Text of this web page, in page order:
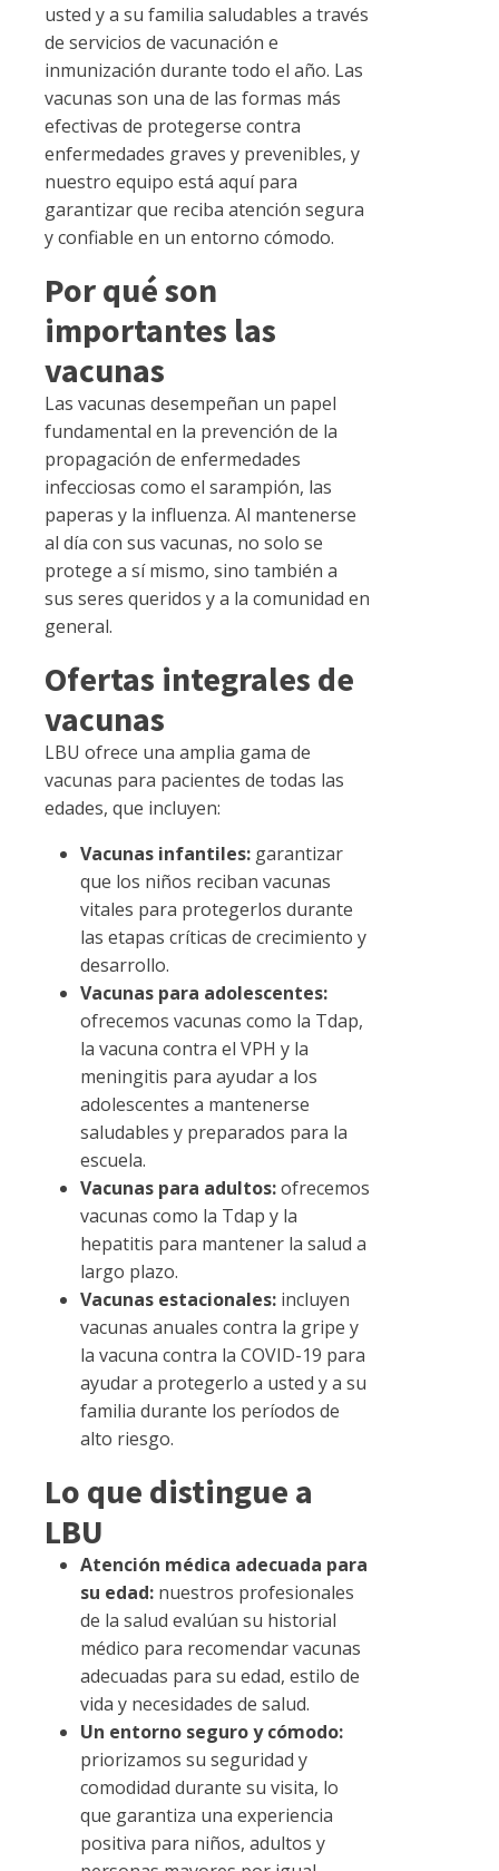
usted y a su familia saludables a través
de servicios de vacunación e
inmunización durante todo el año. Las
vacunas son una de las formas más
efectivas de protegerse contra
enfermedades graves y prevenibles, y
nuestro equipo está aquí para
garantizar que reciba atención segura
y confiable en un entorno cómodo.
Por qué son
importantes las
vacunas
Las vacunas desempeñan un papel
fundamental en la prevención de la
propagación de enfermedades
infecciosas como el sarampión, las
paperas y la influenza. Al mantenerse
al día con sus vacunas, no solo se
protege a sí mismo, sino también a
sus seres queridos y a la comunidad en
general.
Ofertas integrales de
vacunas
LBU ofrece una amplia gama de
vacunas para pacientes de todas las
edades, que incluyen:
Vacunas infantiles: garantizar
que los niños reciban vacunas
vitales para protegerlos durante
las etapas críticas de crecimiento y
desarrollo.
Vacunas para adolescentes:
ofrecemos vacunas como la Tdap,
la vacuna contra el VPH y la
meningitis para ayudar a los
adolescentes a mantenerse
saludables y preparados para la
escuela.
Vacunas para adultos:ofrecemos
vacunas como la Tdap y la
hepatitis para mantener la salud a
largo plazo.
Vacunas estacionales: incluyen
vacunas anuales contra la gripe y
la vacuna contra la COVID-19 para
ayudar a protegerlo a usted y a su
familia durante los períodos de
alto riesgo.
Lo que distingue a
LBU
Atención médica adecuada para
su edad: nuestros profesionales
de la salud evalúan su historial
médico para recomendar vacunas
adecuadas para su edad, estilo de
vida y necesidades de salud.
Un entorno seguro y cómodo:
priorizamos su seguridad y
comodidad durante su visita, lo
que garantiza una experiencia
positiva para niños, adultos y